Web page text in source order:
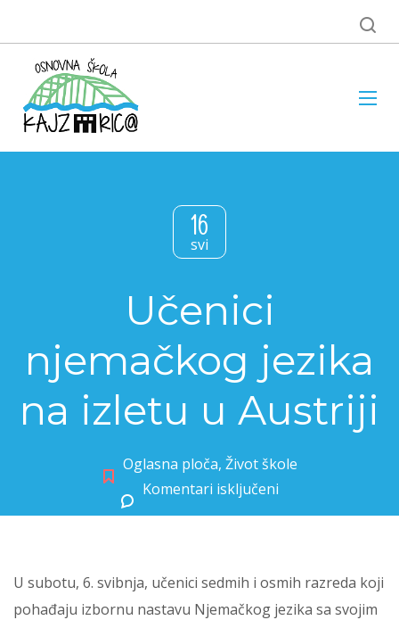
16
svi
Učenici
njemačkog jezika
na izletu u Austriji
Oglasna ploča, Život škole
Komentari isključeni
U subotu, 6. svibnja, učenici sedmih i osmih razreda koji
pohađaju izbornu nastavu Njemačkog jezika sa svojim